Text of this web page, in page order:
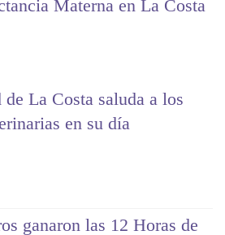
Materna en La Costa
La Costa saluda a los
en su día
ganaron las 12 Horas de